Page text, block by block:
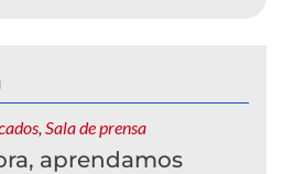
, Sala de prensa
aprendamos